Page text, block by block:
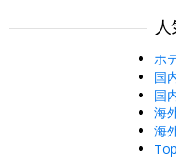
ホ
国
国
海
海